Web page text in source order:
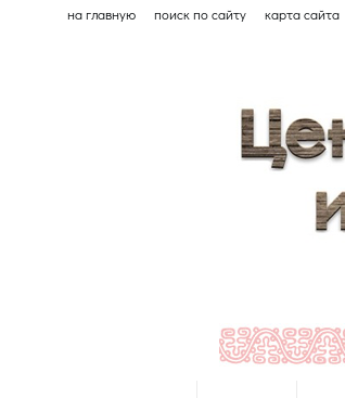
на главную поиск по сайту карта сайта